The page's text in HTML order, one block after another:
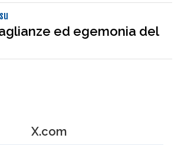
ed egemonia del
X.com